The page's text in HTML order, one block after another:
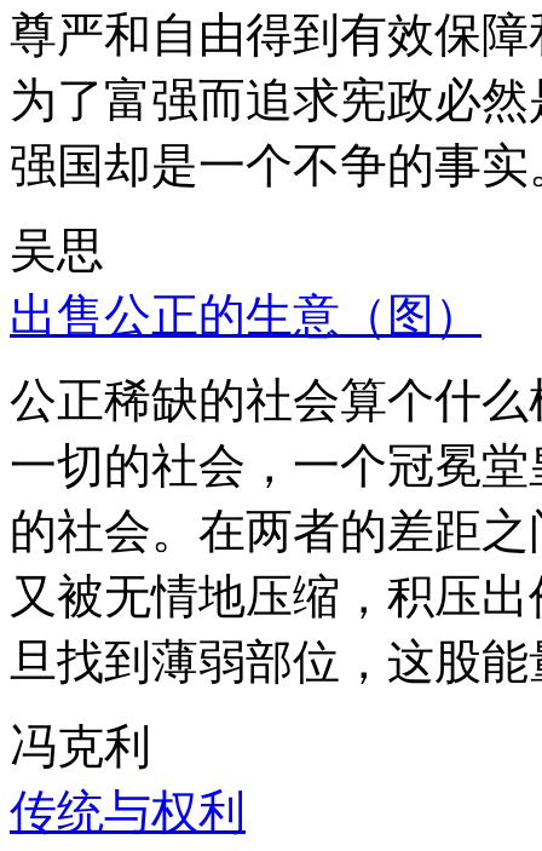
尊严和自由得到有效保
为了富强而追求宪政必
强国却是一个不争的事实
吴思
出售公正的生意（图）
公正稀缺的社会算个什
一切的社会，一个冠冕
的社会。在两者的差距
又被无情地压缩，积压
旦找到薄弱部位，这股
冯克利
传统与权利